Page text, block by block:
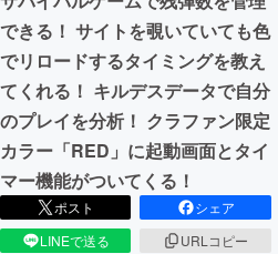
まちづくり・地域活性化
CAMPFIRE for Social Good
CAMPFIREふるさと納税
できる！ サイトを覗いていても色
でリロードするタイミングを教え
てくれる！ キルデスデータで自分
のプレイを分析！ クラファン限定
カラー「RED」に起動画面とタイ
マー機能がついてくる！
ポスト
シェア
LINEで送る
URLコピー